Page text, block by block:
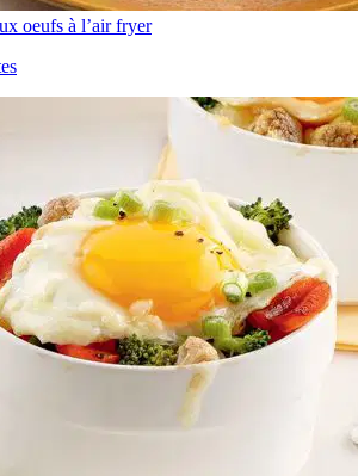
oeufs à l’air fryer